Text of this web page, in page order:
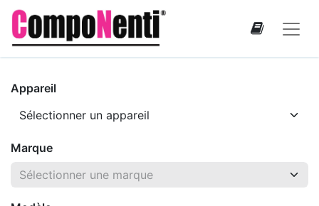
Appareil
Marque